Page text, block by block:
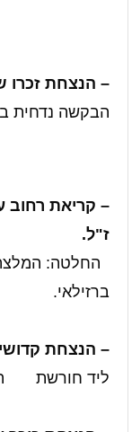
– הנצחת זכרו
הבקשה נדחית
– קריאת רחוב
ז"ל.
החלטה:
ברזילאי.
– הנצחת
ליד חורשת